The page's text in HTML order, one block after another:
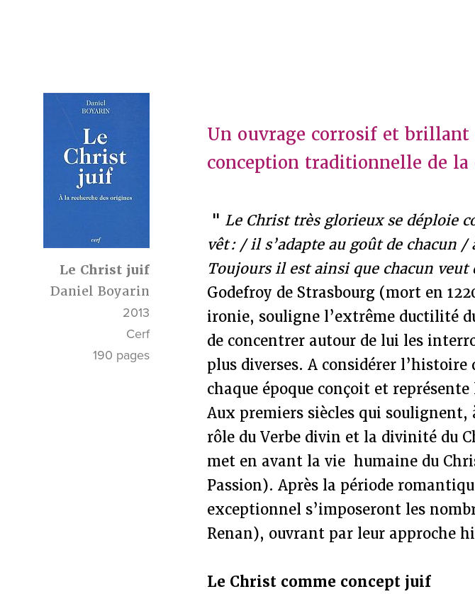
Le Christ juif
Daniel Boyarin
2013
Cerf
190 pages
Un ouvrage corrosif et brillant
conception traditionnelle de
" Le Christ très glorieux se déploie
vêt : / il s’adapte au goût de chacun
Toujours il est ainsi que chacun veut
Godefroy de Strasbourg (mort en
ironie, souligne l’extrême ductilité
de concentrer autour de lui les
plus diverses. A considérer
chaque époque conçoit et
Aux premiers siècles qui
rôle du Verbe divin et la divinité du
met en avant la vie humaine du
Passion). Après la période
exceptionnel s’imposeront les
Renan), ouvrant par leur approche
Le Christ comme concept juif